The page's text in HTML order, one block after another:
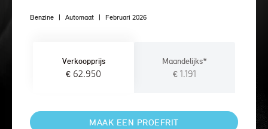
Benzine | Automaat | Februari 2026
Verkoopprijs
€ 62.950
Maandelijks*
€ 1.191
MAAK EEN PROEFRIT